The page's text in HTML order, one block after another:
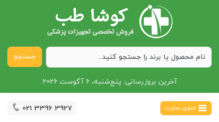
جستجو
آخرین بروزرسانی: پنج‌شنبه، 6 آگوست 2026
منوی سایت 021 3396 3927